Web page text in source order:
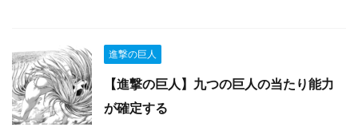
進撃の巨人
【進撃の巨人】九つの巨人の当たり能力
が確定する